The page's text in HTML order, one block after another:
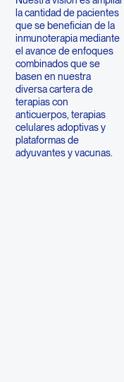
la cantidad de pacientes
que se benefician de la
inmunoterapia mediante
el avance de enfoques
combinados que se
basen en nuestra
diversa cartera de
terapias con
anticuerpos, terapias
celulares adoptivas y
plataformas de
adyuvantes y vacunas.